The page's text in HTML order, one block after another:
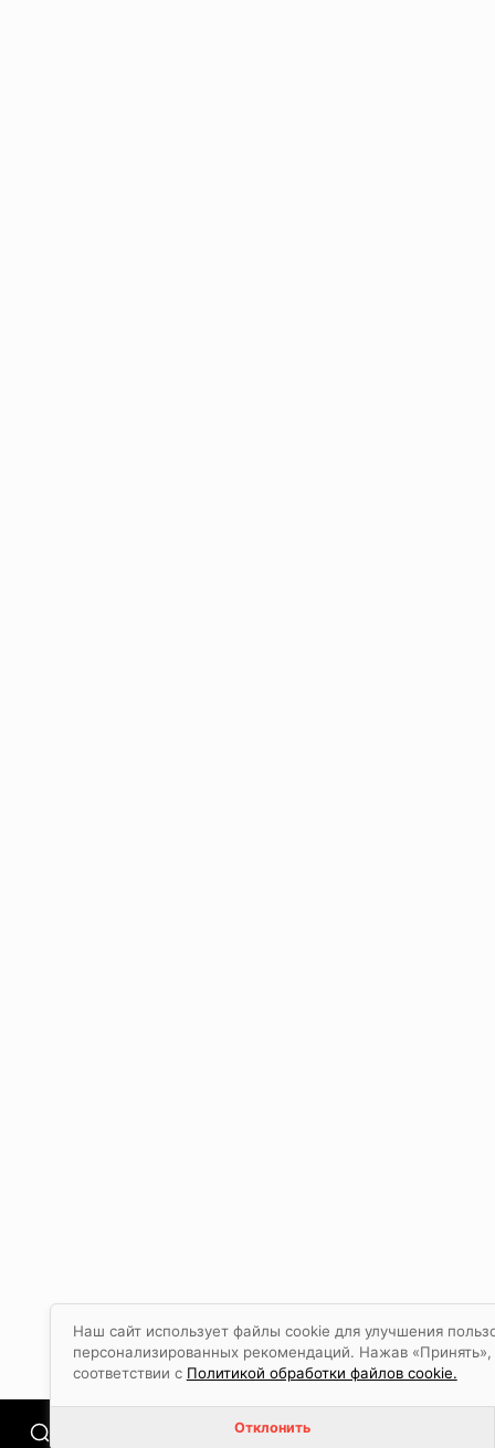
Наш сайт использует файлы cookie для улучшения
персонализированных рекомендаций. Нажав
соответствии с Политикой обработки файлов cookie.
Отклонить